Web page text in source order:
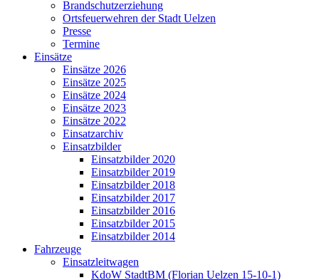
Brandschutzerziehung
Ortsfeuerwehren der Stadt Uelzen
Presse
Termine
Einsätze
Einsätze 2026
Einsätze 2025
Einsätze 2024
Einsätze 2023
Einsätze 2022
Einsatzarchiv
Einsatzbilder
Einsatzbilder 2020
Einsatzbilder 2019
Einsatzbilder 2018
Einsatzbilder 2017
Einsatzbilder 2016
Einsatzbilder 2015
Einsatzbilder 2014
Fahrzeuge
Einsatzleitwagen
KdoW StadtBM (Florian Uelzen 15-10-1)